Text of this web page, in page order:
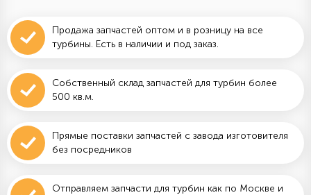
Продажа запчастей оптом и в розницу на все
турбины. Есть в наличии и под заказ.
Собственный склад запчастей для турбин более
500 кв.м.
Прямые поставки запчастей с завода изготовителя
без посредников
Отправляем запчасти для турбин как по Москве и